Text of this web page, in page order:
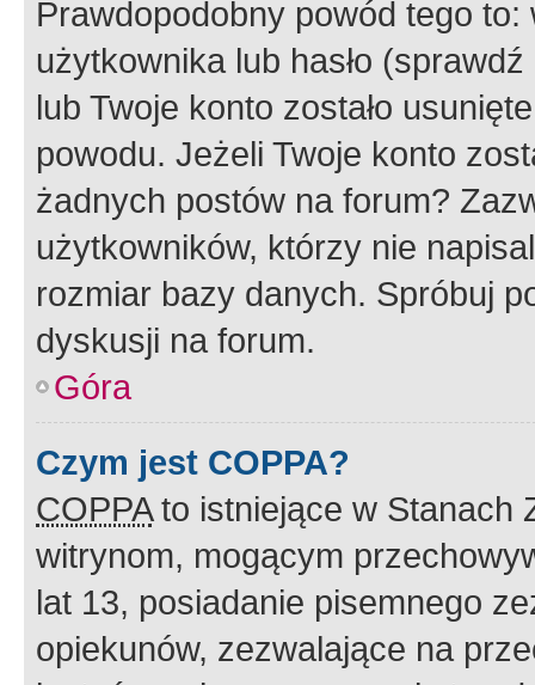
Prawdopodobny powód tego to:
użytkownika lub hasło
lub Twoje konto zostało
powodu. Jeżeli Twoje konto
żadnych postów na forum?
użytkowników, którzy nie
rozmiar bazy danych. Spróbuj
dyskusji na forum.
Góra
Czym jest COPPA?
COPPAto istniejące w Stanach
witrynom, mogącym
lat 13, posiadanie pisemnego
opiekunów, zezwalające na